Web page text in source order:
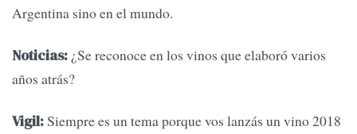
Argentina sino en el mundo.
Noticias: ¿Se reconoce en los vinos que elaboró varios
años atrás?
Vigil:Siempre es un tema porque vos lanzás un vino 2018